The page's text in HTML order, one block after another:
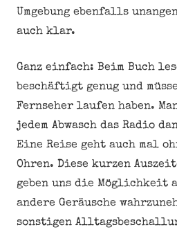
Umgebung ebenfalls
auch klar.
Ganz einfach: Beim Buch
beschäftigt genug und
Fernseher laufen haben.
jedem Abwasch das Radio
Eine Reise geht auch mal
Ohren. Diese kurzen
geben uns die Möglichkeit
andere Geräusche
sonstigen